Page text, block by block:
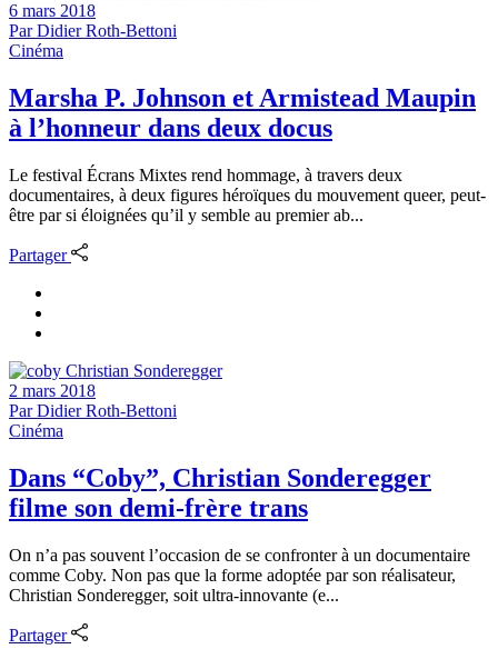
6 mars 2018
ParDidier Roth-Bettoni
Cinéma
Marsha P. Johnson et Armistead Maupin
à l’honneur dans deux docus
Le festival Écrans Mixtes rend hommage, à travers deux
documentaires, à deux figures héroïques du mouvement queer, peut-
être par si éloignées qu’il y semble au premier ab...
Partager
2 mars 2018
ParDidier Roth-Bettoni
Cinéma
Dans “Coby”, Christian Sonderegger
filme son demi-frère trans
On n’a pas souvent l’occasion de se confronter à un documentaire
comme Coby. Non pas que la forme adoptée par son réalisateur,
Christian Sonderegger, soit ultra-innovante (e...
Partager